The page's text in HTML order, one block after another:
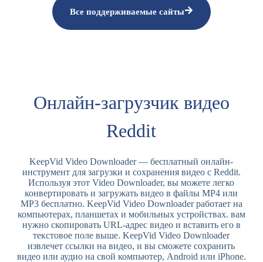
Все поддерживаемые сайты
Онлайн-загрузчик видео
Reddit
KeepVid Video Downloader — бесплатный онлайн-
инструмент для загрузки и сохранения видео с Reddit.
Используя этот Video Downloader, вы можете легко
конвертировать и загружать видео в файлы MP4 или
MP3 бесплатно. KeepVid Video Downloader работает на
компьютерах, планшетах и ​​мобильных устройствах. вам
нужно скопировать URL-адрес видео и вставить его в
текстовое поле выше. KeepVid Video Downloader
извлечет ссылки на видео, и вы сможете сохранить
видео или аудио на свой компьютер, Android или iPhone.